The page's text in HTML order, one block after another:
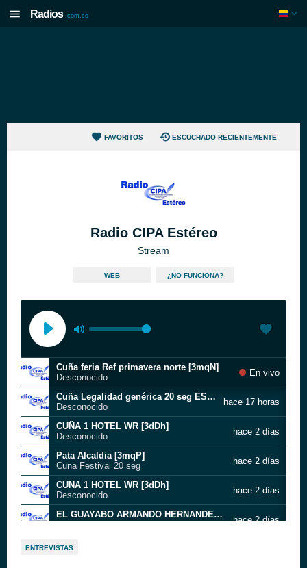
Radios .com.co
FAVORITOS ESCUCHADO RECIENTEMENTE
Radio CIPA Estéreo
Stream
WEB ¿NO FUNCIONA?
Cuña feria Ref primavera norte [3mqN]
Desconocido
En vivo
Cuña Legalidad genérica 20 seg ESPACIO 2 [3bBi]
Desconocido
hace 17 horas
CUÑA 1 HOTEL WR [3dDh]
Desconocido
hace 2 días
Pata Alcaldia [3mqP]
Cuna Festival 20 seg
hace 2 días
CUÑA 1 HOTEL WR [3dDh]
Desconocido
hace 2 días
EL GUAYABO ARMANDO HERNANDEZ [dxc]
hace 2 días
ENTREVISTAS